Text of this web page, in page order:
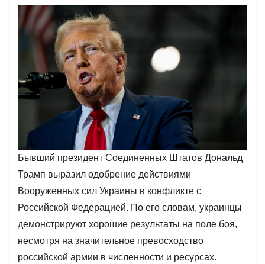
Бывший президент Соединенных Штатов Дональд
Трамп выразил одобрение действиями
Вооруженных сил Украины в конфликте с
Российской Федерацией. По его словам, украинцы
демонстрируют хорошие результаты на поле боя,
несмотря на значительное превосходство
российской армии в численности и ресурсах.